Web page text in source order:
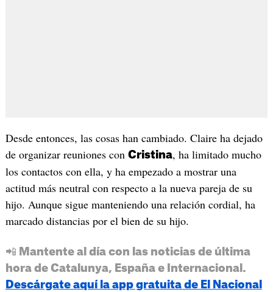
Desde entonces, las cosas han cambiado. Claire ha dejado
de organizar reuniones con Cristina, ha limitado mucho
los contactos con ella, y ha empezado a mostrar una
actitud más neutral con respecto a la nueva pareja de su
hijo. Aunque sigue manteniendo una relación cordial, ha
marcado distancias por el bien de su hijo.
📲 Mantente al día con las noticias de última
hora de Catalunya, España e Internacional.
Descárgate aquí la app gratuita de El Nacional